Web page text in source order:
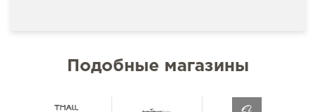
Подобные магазины